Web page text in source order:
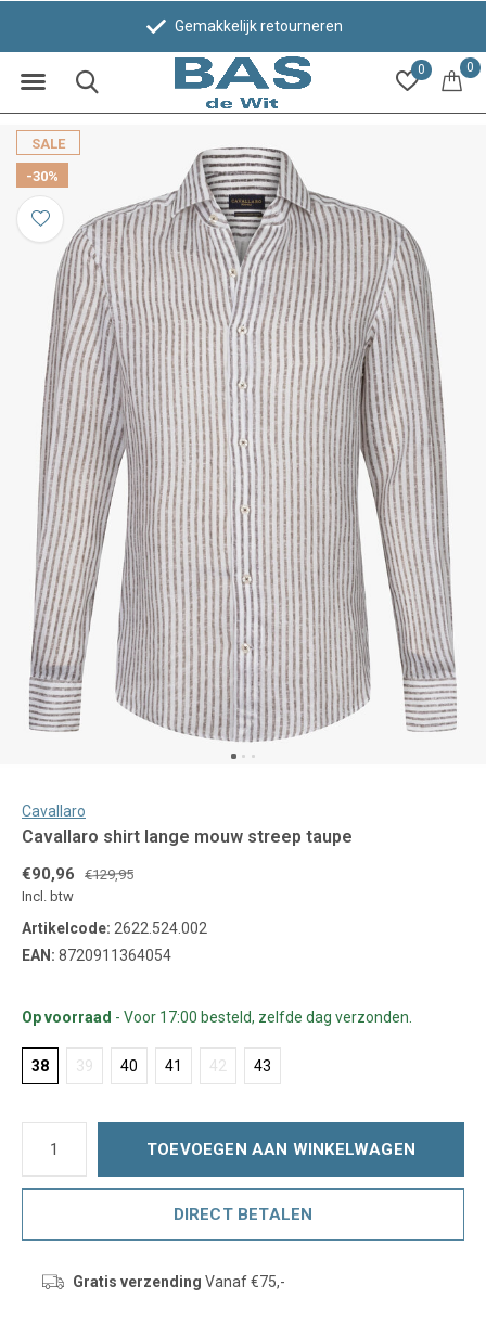
0 0
Gemakkelijk retourneren
SALE
-30%
Cavallaro
Cavallaro shirt lange mouw streep taupe
€90,96
€129,95
Incl. btw
Artikelcode: 2622.524.002
EAN: 8720911364054
Op voorraad - Voor 17:00 besteld, zelfde dag verzonden.
38 39 40 41 42 43
TOEVOEGEN AAN WINKELWAGEN
DIRECT BETALEN
Gratis verzending Vanaf €75,-